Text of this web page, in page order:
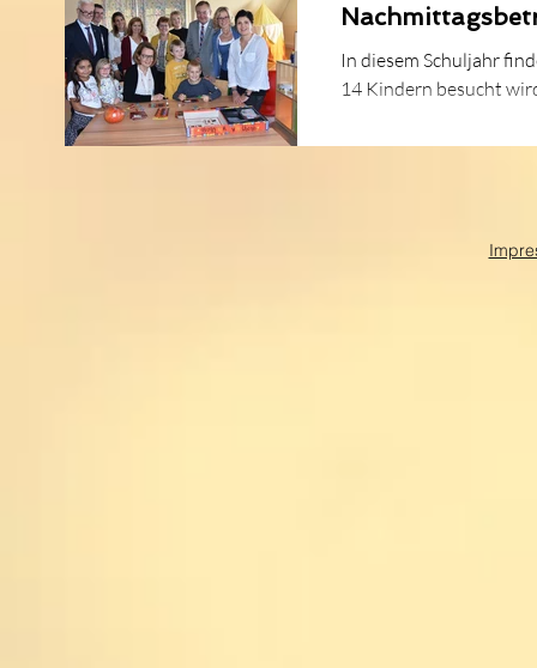
In diesem Schuljahr
14 Kindern besucht